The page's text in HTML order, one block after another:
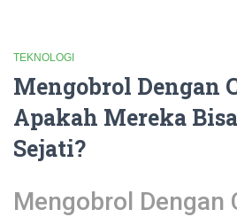
TEKNOLOGI
Mengobrol Dengan
Apakah Mereka
Sejati?
Mengobrol Dengan